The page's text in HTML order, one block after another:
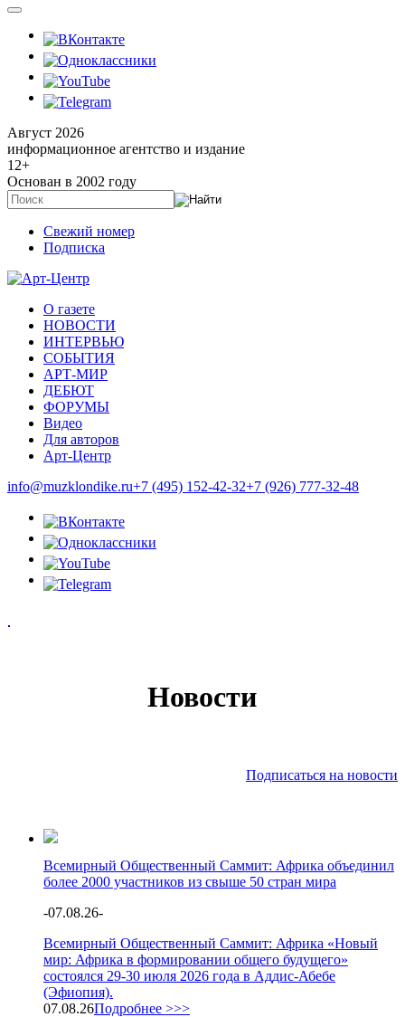
Август 2026
информационное агентство и издание
12+
Основан в 2002 году
Свежий номер
Подписка
О газете
НОВОСТИ
ИНТЕРВЬЮ
СОБЫТИЯ
АРТ-МИР
ДЕБЮТ
ФОРУМЫ
Видео
Для авторов
Арт-Центр
info@muzklondike.ru+7 (495) 152-42-32+7 (926) 777-32-48
Новости
Подписаться на новости
Всемирный Общественный Саммит: Африка объединил
более 2000 участников из свыше 50 стран мира
-07.08.26-
Всемирный Общественный Саммит: Африка «Новый
мир: Африка в формировании общего будущего»
состоялся 29-30 июля 2026 года в Аддис-Абебе
(Эфиопия).
07.08.26Подробнее >>>